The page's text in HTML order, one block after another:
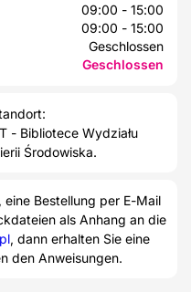
09:00 - 15:00
09:00 - 15:00
Geschlossen
Geschlossen
- Bibliotece Wydziału
Środowiska.
Bestellung per E-Mail
als Anhang an die
, dann erhalten Sie eine
den Anweisungen.